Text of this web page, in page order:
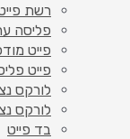
רשת
פליסה
פייט
פייט
לורקס
לורקס
בד פייט